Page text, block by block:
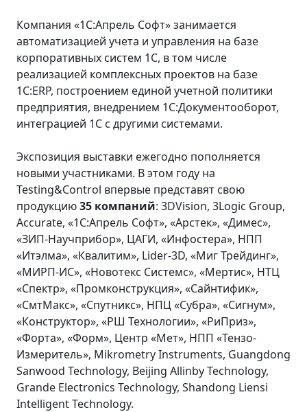
Компания «1С:Апрель Софт» занимается
автоматизацией учета и управления на базе
корпоративных систем 1С, в том числе
реализацией комплексных проектов на базе
1С:ERP, построением единой учетной политики
предприятия, внедрением 1С:Документооборот,
интеграцией 1С с другими системами.
Экспозиция выставки ежегодно пополняется
новыми участниками. В этом году на
Testing&Control впервые представят свою
продукцию35 компаний: 3DVision, 3Logic Group,
Accurate, «1С:Апрель Софт», «Арстек», «Димес»,
«ЗИП-Научприбор», ЦАГИ, «Инфостера», НПП
«Итэлма», «Квалитим», Lider-3D, «Миг Трейдинг»,
«МИРП-ИС», «Новотекс Системс», «Мертис», НТЦ
«Спектр», «Промконструкция», «Сайнтифик»,
«СмтМакс», «Спутникс», НПЦ «Субра», «Сигнум»,
«Конструктор», «РШ Технологии», «РиПриз»,
«Форта», «Форм», Центр «Мет», НПП «Тензо-
Измеритель», Mikrometry Instruments, Guangdong
Sanwood Technology, Beijing Allinby Technology,
Grande Electronics Technology, Shandong Liensi
Intelligent Technology.